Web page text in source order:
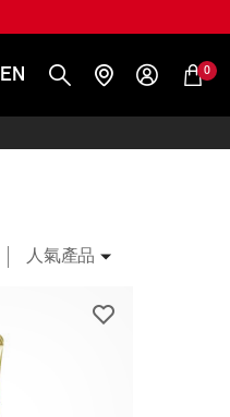
EN 0
人氣產品